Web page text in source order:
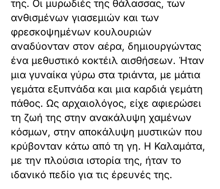
της. Οι μυρωδιές της θάλασσας, των
ανθισμένων γιασεμιών και των
φρεσκοψημένων κουλουριών
αναδύονταν στον αέρα, δημιουργώντας
ένα μεθυστικό κοκτέιλ αισθήσεων. Ήταν
μια γυναίκα γύρω στα τριάντα, με μάτια
γεμάτα εξυπνάδα και μια καρδιά γεμάτη
πάθος. Ως αρχαιολόγος, είχε αφιερώσει
τη ζωή της στην ανακάλυψη χαμένων
κόσμων, στην αποκάλυψη μυστικών που
κρύβονταν κάτω από τη γη. Η Καλαμάτα,
με την πλούσια ιστορία της, ήταν το
ιδανικό πεδίο για τις έρευνές της.